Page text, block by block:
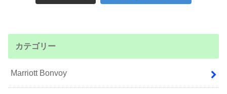
カテゴリー
Marriott Bonvoy